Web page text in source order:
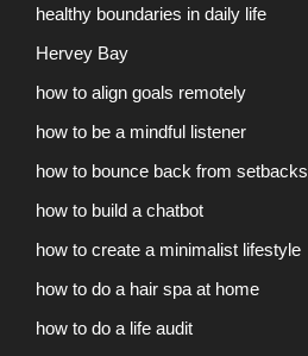
healthy boundaries in daily life
Hervey Bay
how to align goals remotely
how to be a mindful listener
how to bounce back from setbacks
how to build a chatbot
how to create a minimalist lifestyle
how to do a hair spa at home
how to do a life audit